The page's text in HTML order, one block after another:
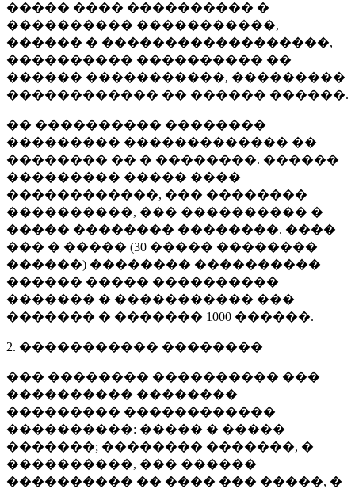
����� ���� ���������� �
���������� �����������,
������ � ������������������,
���������� ���������� ��
������ �����������, ���������
������������ �� ������ ������.
�� ���������� ��������
��������� ������������� ��
�������� �� � ��������. ������
��������� ����� ����
������������, ��� ��������
����������, ��� ���������� �
����� �������� ��������. ����
��� � ����� (30 ����� ��������
������) �������� ����������
������ ����� ����������
������� � ����������� ���
������� � ������� 1000 ������.
2. ����������� ��������
��� �������� ���������� ���
���������� ��������
��������� ������������
����������: ����� � �����
�������; �������� �������, �
����������, ��� ������
���������� �� ���� ��� �����, �